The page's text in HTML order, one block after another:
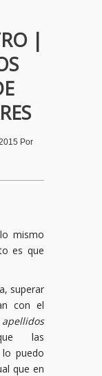
|
Por
mismo
es que
superar
con el
apellidos
las
puedo
que en